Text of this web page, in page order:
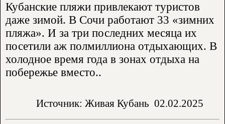
Кубанские пляжи привлекают туристов
даже зимой. В Сочи работают 33 «зимних
пляжа». И за три последних месяца их
посетили аж полмиллиона отдыхающих. В
холодное время года в зонах отдыха на
побережье вместо..
Источник: Живая Кубань 02.02.2025